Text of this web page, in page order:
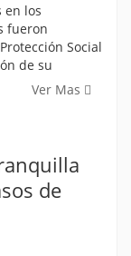
en los
fueron
Social
de su
Ver Mas
de